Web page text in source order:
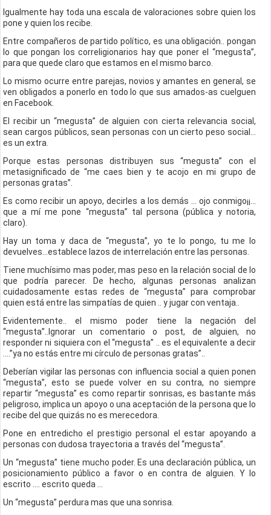
Igualmente hay toda una escala de valoraciones sobre quien los
pone y quien los recibe.
Entre compañeros de partido político, es una obligación.. pongan
lo que pongan los correligionarios hay que poner el “megusta”,
para que quede claro que estamos en el mismo barco.
Lo mismo ocurre entre parejas, novios y amantes en general, se
ven obligados a ponerlo en todo lo que sus amados-as cuelguen
en Facebook.
El recibir un “megusta” de alguien con cierta relevancia social,
sean cargos públicos, sean personas con un cierto peso social...
es un extra.
Porque estas personas distribuyen sus “megusta” con el
metasignificado de “me caes bien y te acojo en mi grupo de
personas gratas”.
Es como recibir un apoyo, decirles a los demás … ojo conmigo¡¡...
que a mí me pone “megusta” tal persona (pública y notoria,
claro).
Hay un toma y daca de “megusta”, yo te lo pongo, tu me lo
devuelves...establece lazos de interrelación entre las personas.
Tiene muchísimo mas poder, mas peso en la relación social de lo
que podría parecer. De hecho, algunas personas analizan
cuidadosamente estas redes de “megusta” para comprobar
quien está entre las simpatías de quien .. y jugar con ventaja..
Evidentemente.. el mismo poder tiene la negación del
“megusta”..Ignorar un comentario o post, de alguien, no
responder ni siquiera con el “megusta” .. es el equivalente a decir
....”ya no estás entre mi círculo de personas gratas”..
Deberían vigilar las personas con influencia social a quien ponen
“megusta”, esto se puede volver en su contra, no siempre
repartir “megusta” es como repartir sonrisas, es bastante más
peligroso, implica un apoyo o una aceptación de la persona que lo
recibe del que quizás no es merecedora.
Pone en entredicho el prestigio personal el estar apoyando a
personas con dudosa trayectoria a través del “megusta”.
Un “megusta” tiene mucho poder. Es una declaración pública, un
posicionamiento público a favor o en contra de alguien. Y lo
escrito …. escrito queda …
Un “megusta” perdura mas que una sonrisa.